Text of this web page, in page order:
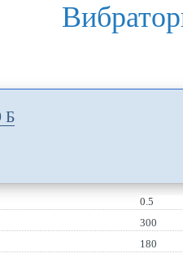
Б
0.5
300
180